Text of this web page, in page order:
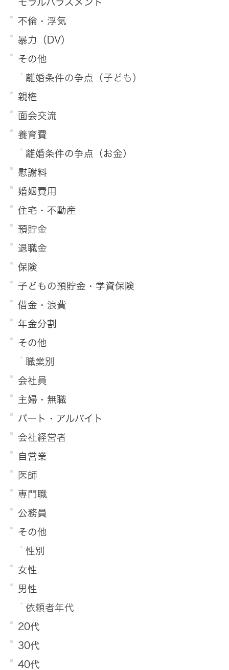
モラルハラスメント
不倫・浮気
暴力（DV）
その他
離婚条件の争点（子ども）
親権
面会交流
養育費
離婚条件の争点（お金）
慰謝料
婚姻費用
住宅・不動産
預貯金
退職金
保険
子どもの預貯金・学資保険
借金・浪費
年金分割
その他
職業別
会社員
主婦・無職
パート・アルバイト
会社経営者
自営業
医師
専門職
公務員
その他
性別
女性
男性
依頼者年代
20代
30代
40代